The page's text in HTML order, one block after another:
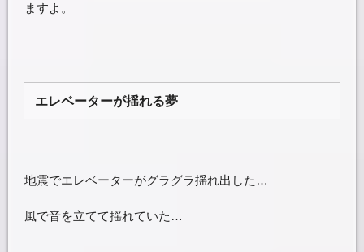
ますよ。
エレベーターが揺れる夢
地震でエレベーターがグラグラ揺れ出した…
風で音を立てて揺れていた…